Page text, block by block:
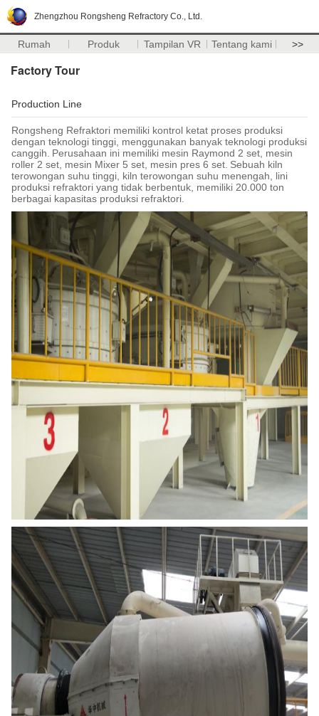
Zhengzhou Rongsheng Refractory Co., Ltd.
Rumah Produk Tampilan VR Tentang kami >>
Factory Tour
Production Line
Rongsheng Refraktori memiliki kontrol ketat proses produksi
dengan teknologi tinggi, menggunakan banyak teknologi produksi
canggih. Perusahaan ini memiliki mesin Raymond 2 set, mesin
roller 2 set, mesin Mixer 5 set, mesin pres 6 set. Sebuah kiln
terowongan suhu tinggi, kiln terowongan suhu menengah, lini
produksi refraktori yang tidak berbentuk, memiliki 20.000 ton
berbagai kapasitas produksi refraktori.